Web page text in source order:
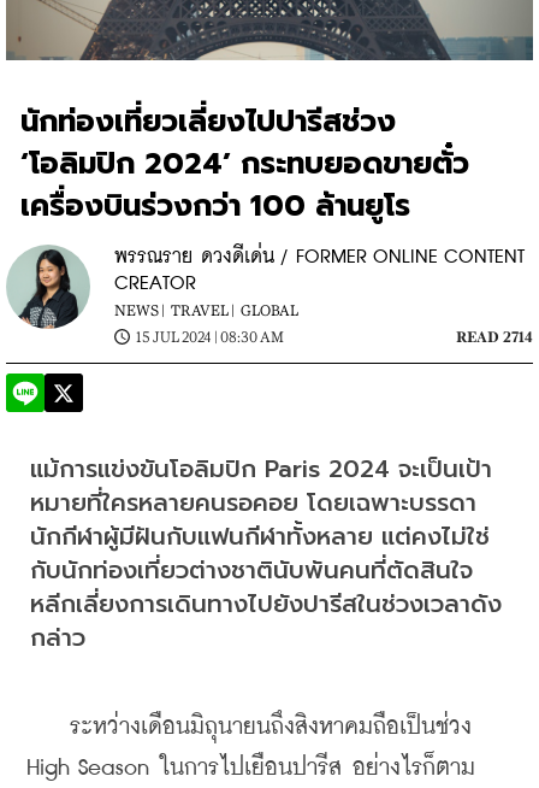
นักท่องเที่ยวเลี่ยงไปปารีสช่วง
‘โอลิมปิก 2024’ กระทบยอดขายตั๋ว
เครื่องบินร่วงกว่า 100 ล้านยูโร
พรรณราย ดวงดีเด่น / FORMER ONLINE CONTENT
CREATOR
NEWS | TRAVEL | GLOBAL
15 JUL 2024 | 08:30 AM
READ 2714
แม้การแข่งขันโอลิมปิก Paris 2024 จะเป็นเป้า
หมายที่ใครหลายคนรอคอย โดยเฉพาะบรรดา
นักกีฬาผู้มีฝันกับแฟนกีฬาทั้งหลาย แต่คงไม่ใช่
กับนักท่องเที่ยวต่างชาตินับพันคนที่ตัดสินใจ
หลีกเลี่ยงการเดินทางไปยังปารีสในช่วงเวลาดัง
กล่าว
ระหว่างเดือนมิถุนายนถึงสิงหาคมถือเป็นช่วง
High Season ในการไปเยือนปารีส อย่างไรก็ตาม